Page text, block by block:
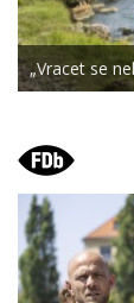
„Vracet se